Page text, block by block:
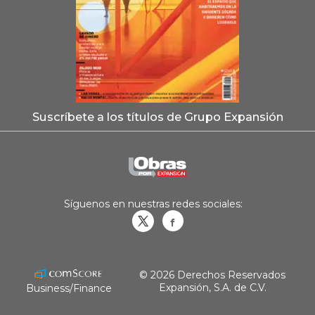
Suscríbete a los títulos de Grupo Expansión
Síguenos en nuestras redes sociales:
Business/Finance
© 2026 Derechos Reservados
Expansión, S.A. de C.V.